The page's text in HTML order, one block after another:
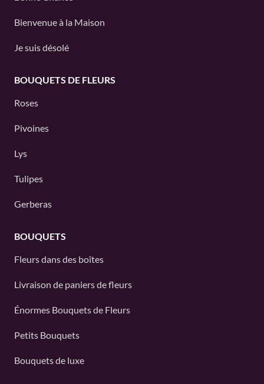
Bienvenue à la Maison
Je suis désolé
BOUQUETS DE FLEURS
Roses
Pivoines
Lys
Tulipes
Gerberas
BOUQUETS
Fleurs dans des boîtes
Livraison de paniers de fleurs
Énormes Bouquets de Fleurs
Petits Bouquets
Bouquets de luxe